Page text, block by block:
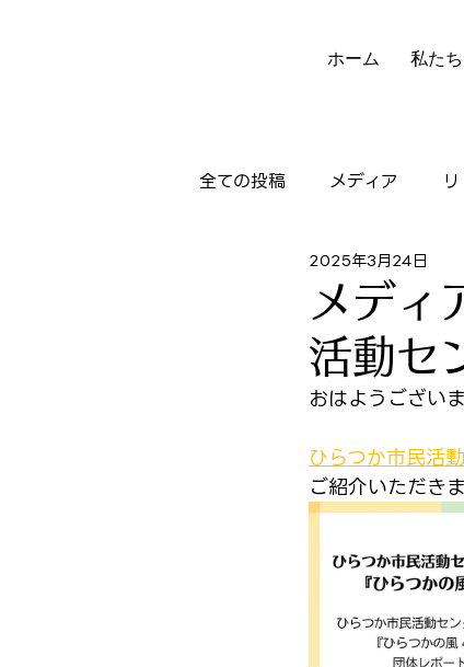
ホーム 私た
全ての投稿 メディア
ニュースレター 実績
メデ
活動セ
2025年3月24日
おはようござい
ひらつか市民活
ご紹介いただき